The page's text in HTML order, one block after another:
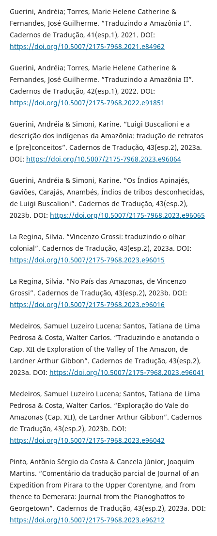
Guerini, Andréia; Torres, Marie Helene Catherine &
Fernandes, José Guilherme. “Traduzindo a Amazônia I”.
Cadernos de Tradução, 41(esp.1), 2021. DOI:
https://doi.org/10.5007/2175-7968.2021.e84962
Guerini, Andréia; Torres, Marie Helene Catherine &
Fernandes, José Guilherme. “Traduzindo a Amazônia II”.
Cadernos de Tradução, 42(esp.1), 2022. DOI:
https://doi.org/10.5007/2175-7968.2022.e91851
Guerini, Andréia & Simoni, Karine. “Luigi Buscalioni e a
descrição dos indígenas da Amazônia: tradução de retratos
e (pre)conceitos”. Cadernos de Tradução, 43(esp.2), 2023a.
DOI: https://doi.org/10.5007/2175-7968.2023.e96064
Guerini, Andréia & Simoni, Karine. “Os Índios Apinajés,
Gaviões, Carajás, Anambés, Índios de tribos desconhecidas,
de Luigi Buscalioni”. Cadernos de Tradução, 43(esp.2),
2023b. DOI: https://doi.org/10.5007/2175-7968.2023.e96065
La Regina, Silvia. “Vincenzo Grossi: traduzindo o olhar
colonial”. Cadernos de Tradução, 43(esp.2), 2023a. DOI:
https://doi.org/10.5007/2175-7968.2023.e96015
La Regina, Silvia. “No País das Amazonas, de Vincenzo
Grossi”. Cadernos de Tradução, 43(esp.2), 2023b. DOI:
https://doi.org/10.5007/2175-7968.2023.e96016
Medeiros, Samuel Luzeiro Lucena; Santos, Tatiana de Lima
Pedrosa & Costa, Walter Carlos. “Traduzindo e anotando o
Cap. XII de Exploration of the Valley of The Amazon, de
Lardner Arthur Gibbon”. Cadernos de Tradução, 43(esp.2),
2023a. DOI: https://doi.org/10.5007/2175-7968.2023.e96041
Medeiros, Samuel Luzeiro Lucena; Santos, Tatiana de Lima
Pedrosa & Costa, Walter Carlos. “Exploração do Vale do
Amazonas (Cap. XII), de Lardner Arthur Gibbon”. Cadernos
de Tradução, 43(esp.2), 2023b. DOI:
https://doi.org/10.5007/2175-7968.2023.e96042
Pinto, Antônio Sérgio da Costa & Cancela Júnior, Joaquim
Martins. “Comentário da tradução parcial de Journal of an
Expedition from Pirara to the Upper Corentyne, and from
thence to Demerara: Journal from the Pianoghottos to
Georgetown”. Cadernos de Tradução, 43(esp.2), 2023a. DOI:
https://doi.org/10.5007/2175-7968.2023.e96212